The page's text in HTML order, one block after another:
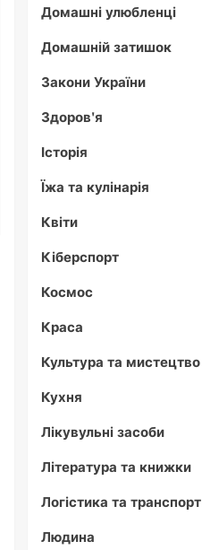
Домашні улюбленці
Домашній затишок
Закони України
Здоров'я
Історія
Їжа та кулінарія
Квіти
Кіберспорт
Космос
Краса
Культура та мистецтво
Кухня
Лікувульні засоби
Література та книжки
Логістика та транспорт
Людина